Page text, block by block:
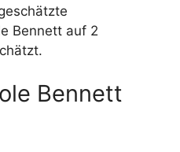
Bennett auf 2
Bennett